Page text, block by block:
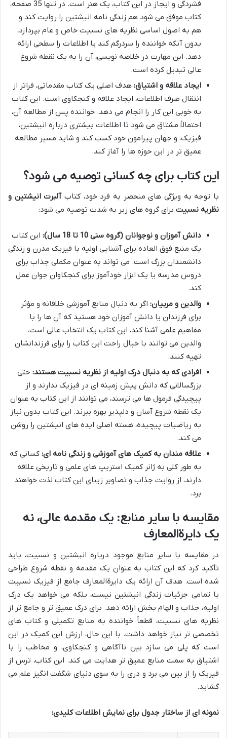
فشردگی و ایجاز در این کتاب، یک هنر است. در تنها 35 صفحه،
کتاب موفق می شود هم زندگی نامه انیشتین را روایت کند و
هم به اصول اساسی نظریه های نسبیت خاص و عام بپردازد،
بدون آنکه خواننده را سردرگم کند یا اطلاعات را سطحی ارائه
دهد. این مهارت در خلاصه نویسی، آن را به یک نقطه شروع
عالی تبدیل کرده است.
ایجاد علاقه و اشتیاق: هدف اصلی یک کتاب مقدماتی، فراتر از
انتقال صرف اطلاعات، ایجاد علاقه و کنجکاوی است. این کتاب
به خوبی این کار را انجام می دهد. خواننده پس از مطالعه آن،
احتمالاً مشتاق می شود تا اطلاعات بیشتری درباره انیشتین،
فیزیک، و جهان پیرامون خود کسب کند و شاید مسیر مطالعه
عمیق تر در این حوزه ها را آغاز کند.
این کتاب برای چه کسانی توصیه می شود؟
با توجه به ویژگی های منحصر به فرد خود، کتابآلبرت انیشتین و
نظریه نسبیت برای گروه های زیر به شدت توصیه می شود:
دانش آموزان و نوجوانان (گروه سنی 10 تا 18 سال):
این کتاب
یک منبع فوق العاده برای آشنایی اولیه با فیزیک مدرن و زندگی
دانشمندان بزرگ است. می تواند به عنوان مکملی جذاب برای
دروس مدرسه یا یک ابزار خودآموز برای کنجکاوان جوان عمل
کند.
والدین و مربیان: اگر به دنبال منابع آموزشی خلاقانه و مؤثر
برای فرزندان یا دانش آموزان خود هستید که آن ها را با
مفاهیم علمی آشنا کند، این کتاب یک انتخاب عالی است.
والدین می توانند با خیال راحت این کتاب را برای فرزندانشان
تهیه کنند.
افرادی که به دنبال درک اولیه از نظریه نسبیت هستند: حتی
بزرگسالانی که دانش پیش زمینه ای در فیزیک ندارند و از
پیچیدگی فرمول ها می ترسند، می توانند از این کتاب به عنوان
یک نقطه شروع آسان و دلپذیر بهره ببرند. این کتاب بدون نیاز
به ریاضیات پیچیده، هسته اصلی ایده های انیشتین را روشن
می کند.
علاقه مندان به کمیک های آموزشی و زندگی نامه ای: کسانی که
به طور کلی به ژانر کمیک استریپ های علمی و تاریخی علاقه
دارند، از روایت جذاب و تصاویر زیبای این کتاب لذت خواهند
برد.
مقایسه با سایر منابع: یک مقدمه عالی، نه
یک دایرةالمعارف
در مقایسه با سایر منابع موجود درباره انیشتین و نسبیت، باید
تأکید کرد که این کتاب به عنوان یک مقدمه و نقطه شروع طراحی
شده است. هدف آن ارائه یک دایرةالمعارف جامع از فیزیک نسبیت
یا تمامی جزئیات زندگی انیشتین نیست، بلکه می خواهد یک درک
اولیه، جذاب و الهام بخش ارائه دهد. برای درک عمیق تر و جامع تر از
نظریه های نسبیت، قطعاً خواننده به منابع تکمیلی و کتاب های
تخصصی تر نیاز خواهد داشت. با این حال، ارزش این کمیک در این
است که پلی می سازد بین ناآگاهی و کنجکاوی، و مخاطب را با
اشتیاق به سمت منابع عمیق تر هدایت می کند. این کتاب، ترس از
فیزیک را از بین می برد و دری را به سوی دنیای شگفت انگیز علم می
گشاید.
نمونه ای از ساختار جدول برای نمایش اطلاعات کلیدی: